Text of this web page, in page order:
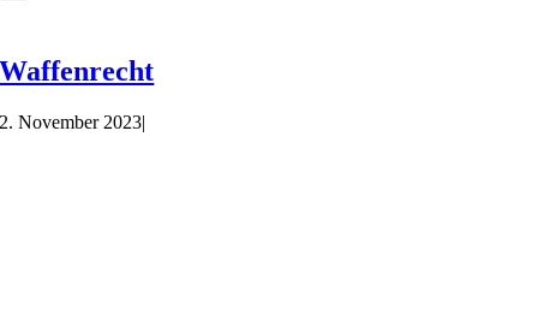
Waffenrecht
2. November 2023|